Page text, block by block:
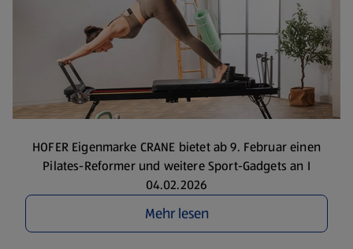
HOFER Eigenmarke CRANE bietet ab 9. Februar einen
Pilates-Reformer und weitere Sport-Gadgets an I
04.02.2026
Mehr lesen